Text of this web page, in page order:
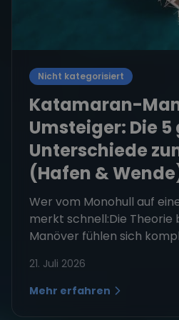
Nicht kategorisiert
Katamaran-
Umsteiger: Die
Unterschiede
(Hafen &
Wer vom Monohull auf
merkt schnell:Die Theorie
Manöver fühlen sich
21. Juli 2026
Mehr erfahren